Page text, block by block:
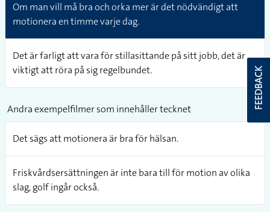
Om man vill må bra och orka mer är det nödvändigt att
motionera en timme varje dag.
Det är farligt att vara för stillasittande på sitt jobb, det är
viktigt att röra på sig regelbundet.
Andra exempelfilmer som innehåller tecknet
Det sägs att motionera är bra för hälsan.
Friskvårdsersättningen är inte bara till för motion av olika
slag, golf ingår också.
FEEDBACK